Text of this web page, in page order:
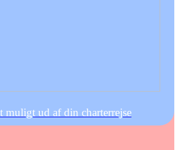
muligt ud af din charterrejse